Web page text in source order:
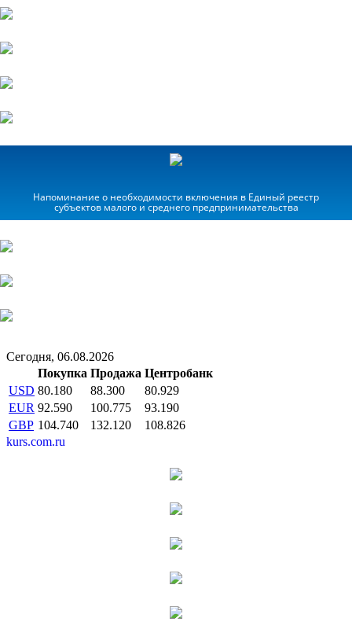
Напоминание о необходимости включения в Единый реестр
субъектов малого и среднего предпринимательства